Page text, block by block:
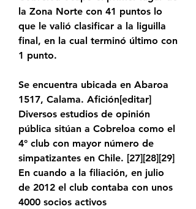
la Zona Norte con 41 puntos lo
que le valió clasificar a la liguilla
final, en la cual terminó último con
1 punto.
Se encuentra ubicada en Abaroa
1517, Calama. Afición[editar]
Diversos estudios de opinión
pública sitúan a Cobreloa como el
4° club con mayor número de
simpatizantes en Chile. [27]​[28]​[29]​
En cuando a la filiación, en julio
de 2012 el club contaba con unos
4000 socios activos